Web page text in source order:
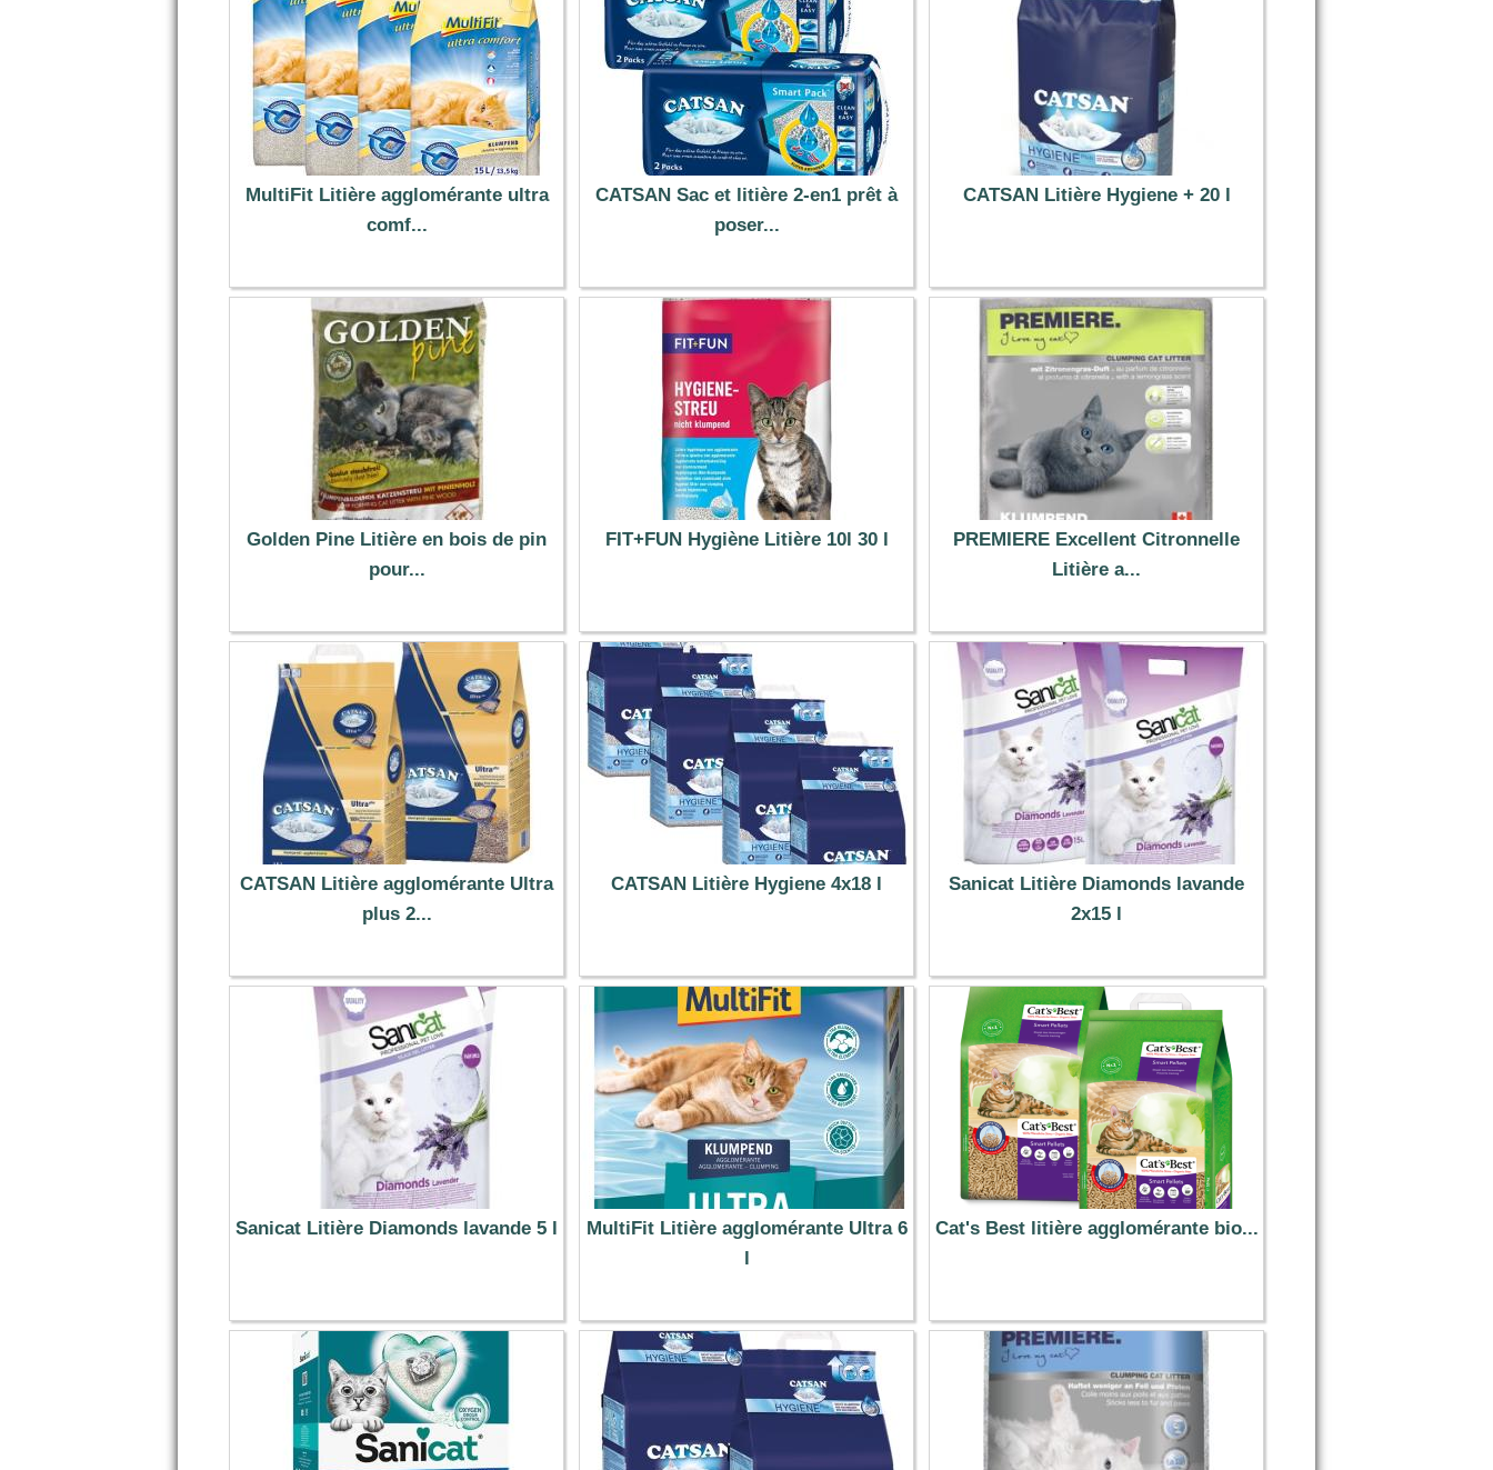
MultiFit Litière agglomérante ultra
comf...
52.88 €
CATSAN Sac et litière 2-en1 prêt à
poser...
18.69 €
CATSAN Litière Hygiene + 20 l
11.99 €
Golden Pine Litière en bois de pin
pour...
12.99 €
FIT+FUN Hygiène Litière 10l 30 l
8.99 €
PREMIERE Excellent Citronnelle
Litière a...
16.99 €
CATSAN Litière agglomérante Ultra
plus 2...
36.19 €
CATSAN Litière Hygiene 4x18 l
58.79 €
Sanicat Litière Diamonds lavande
2x15 l
62.99 €
Sanicat Litière Diamonds lavande 5 l
11.49 €
MultiFit Litière agglomérante Ultra 6
6.99 €
Cat's Best litière agglomérante bio...
46.09 €